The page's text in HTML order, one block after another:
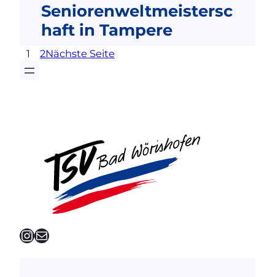
Seniorenweltmeistersc
haft in Tampere
1 2Nächste Seite
InstagramE-Mail